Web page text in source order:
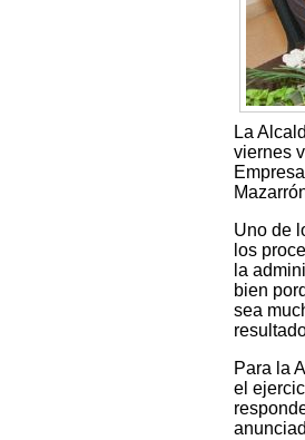
La
viernes
Uno de
los
la
bien
sea
Para la
el